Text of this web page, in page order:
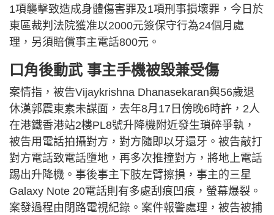
1項襲擊致造成身體傷害罪及1項刑事損壞罪，今日於
東區裁判法院獲准以2000元簽保守行為24個月處
理，另須賠償事主電話800元。
口角後動武 事主手機被毀兼受傷
案情指，被告Vijaykrishna Dhanasekaran與56歲退
休漢郭震東素未謀面，去年8月17日傍晚6時許，2人
在港鐵香港站2樓PL8號升降機附近發生瑣碎爭執，
被告用電話拍攝對方，對方隨即以牙還牙。被告敲打
對方電話致電話墮地，再多次推撞對方，將地上電話
踢出升降機。事後事主下肢左臂擦損，事主的三星
Galaxy Note 20電話則有多處刮痕凹痕，螢幕爆裂。
案發過程由閉路電視紀錄。案件報警處理，被告被捕